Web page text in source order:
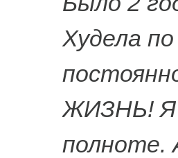
Худела
ЖИЗНЬ! Я
полноте.